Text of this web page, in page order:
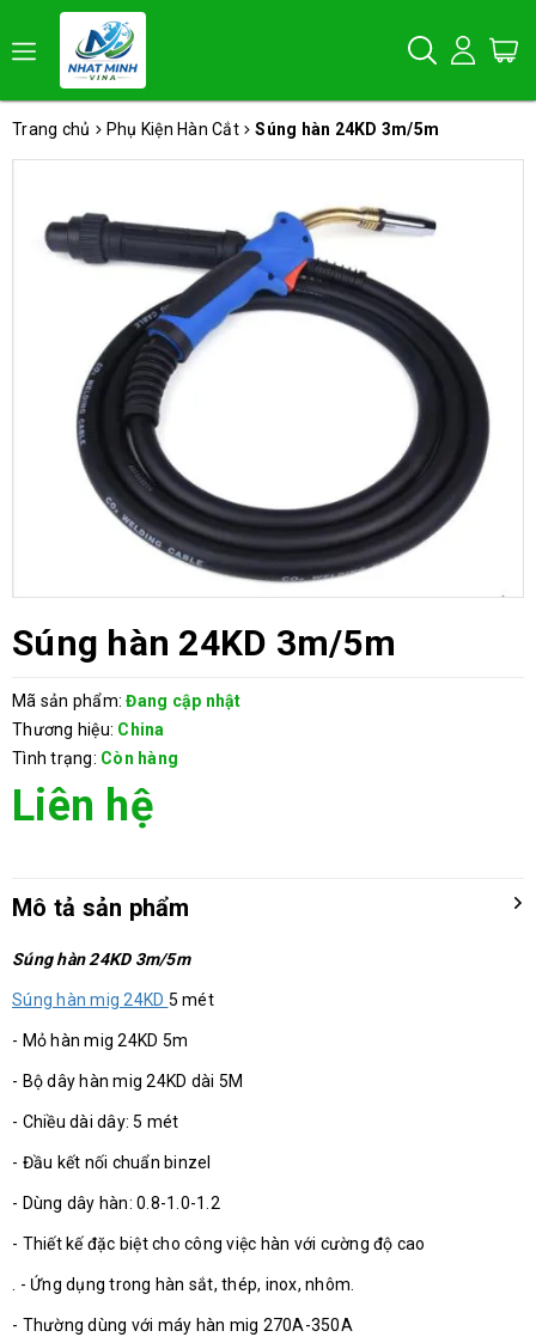
Trang chủ Phụ Kiện Hàn Cắt Súng hàn 24KD 3m/5m
Súng hàn 24KD 3m/5m
Mã sản phẩm: Đang cập nhật
Thương hiệu: China
Tình trạng: Còn hàng
Liên hệ
Mô tả sản phẩm
Súng hàn 24KD 3m/5m
Súng hàn mig 24KD 5 mét
- Mỏ hàn mig 24KD 5m
- Bộ dây hàn mig 24KD dài 5M
- Chiều dài dây: 5 mét
- Đầu kết nối chuẩn binzel
- Dùng dây hàn: 0.8-1.0-1.2
- Thiết kế đặc biệt cho công việc hàn với cường độ cao
. - Ứng dụng trong hàn sắt, thép, inox, nhôm.
- Thường dùng với máy hàn mig 270A-350A